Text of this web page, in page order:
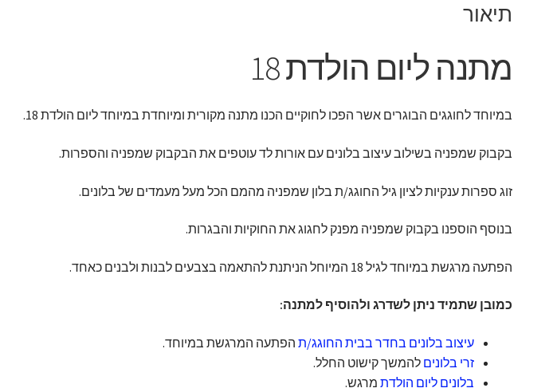
תיאור
מתנה ליום הולדת 18
במיוחד לחוגגים הבוגרים אשר הפכו לחוקיים הכנו מתנה מקורית ומיוחדת במיוחד ליום הולדת 18.
בקבוק שמפניה בשילוב עיצוב בלונים עם אורות לד עוטפים את הבקבוק שמפניה והספרות.
זוג ספרות ענקיות לציון גיל החוגג/ת בלון שמפניה מהמם הכל מעל מעמדים של בלונים.
בנוסף הוספנו בקבוק שמפניה מפנק לחגוג את החוקיות והבגרות.
הפתעה מרגשת במיוחד לגיל 18 המיוחל הניתנת להתאמה בצבעים לבנות ולבנים כאחד.
כמובן שתמיד ניתן לשדרג ולהוסיף למתנה:
עיצוב בלונים בחדר בבית החוגג/תהפתעה המרגשת במיוחד.
זרי בלונים להמשך קישוט החלל.
בלונים ליום הולדתמרגש.